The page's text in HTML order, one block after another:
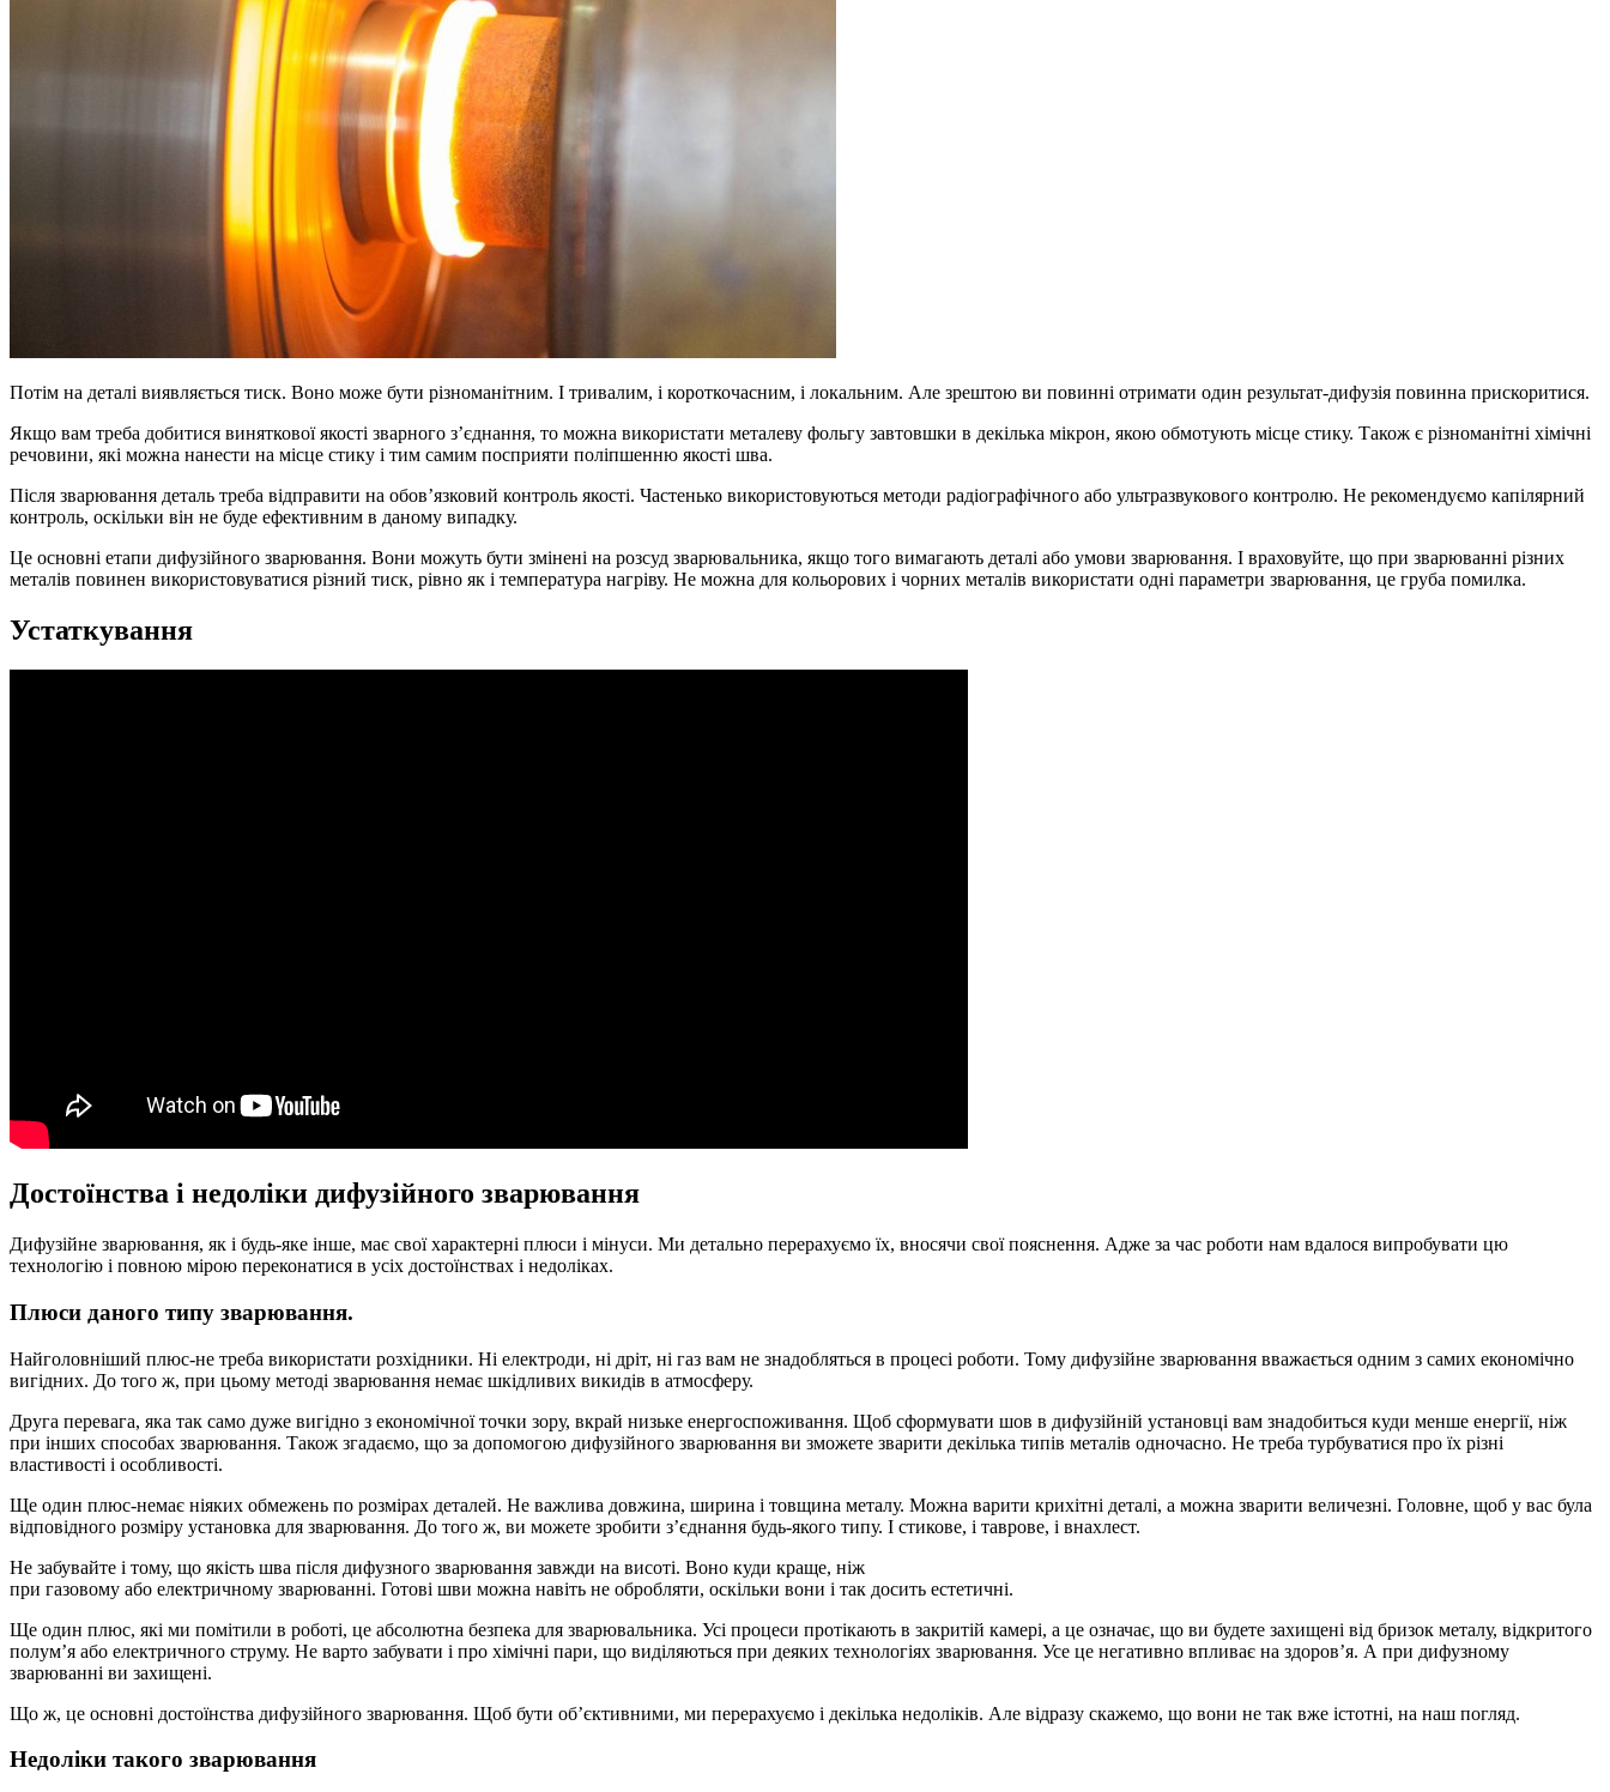
Потім на деталі виявляється тиск. Воно може бути різноманітним. І тривалим, і короткочасним, і локальним. Але зрештою ви повинні отримати один результат-дифузія повинна прискоритися.
Якщо вам треба добитися виняткової якості зварного з’єднання, то можна використати металеву фольгу завтовшки в декілька мікрон, якою обмотують місце стику. Також є різноманітні хімічні
речовини, які можна нанести на місце стику і тим самим посприяти поліпшенню якості шва.
Після зварювання деталь треба відправити на обов’язковий контроль якості. Частенько використовуються методи радіографічного або ультразвукового контролю. Не рекомендуємо капілярний
контроль, оскільки він не буде ефективним в даному випадку.
Це основні етапи дифузійного зварювання. Вони можуть бути змінені на розсуд зварювальника, якщо того вимагають деталі або умови зварювання. І враховуйте, що при зварюванні різних
металів повинен використовуватися різний тиск, рівно як і температура нагріву. Не можна для кольорових і чорних металів використати одні параметри зварювання, це груба помилка.
Устаткування
Достоїнства і недоліки дифузійного зварювання
Дифузійне зварювання, як і будь-яке інше, має свої характерні плюси і мінуси. Ми детально перерахуємо їх, вносячи свої пояснення. Адже за час роботи нам вдалося випробувати цю
технологію і повною мірою переконатися в усіх достоїнствах і недоліках.
Плюси даного типу зварювання.
Найголовніший плюс-не треба використати розхідники. Ні електроди, ні дріт, ні газ вам не знадобляться в процесі роботи. Тому дифузійне зварювання вважається одним з самих економічно
вигідних. До того ж, при цьому методі зварювання немає шкідливих викидів в атмосферу.
Друга перевага, яка так само дуже вигідно з економічної точки зору, вкрай низьке енергоспоживання. Щоб сформувати шов в дифузійній установці вам знадобиться куди менше енергії, ніж
при інших способах зварювання. Також згадаємо, що за допомогою дифузійного зварювання ви зможете зварити декілька типів металів одночасно. Не треба турбуватися про їх різні
властивості і особливості.
Ще один плюс-немає ніяких обмежень по розмірах деталей. Не важлива довжина, ширина і товщина металу. Можна варити крихітні деталі, а можна зварити величезні. Головне, щоб у вас була
відповідного розміру установка для зварювання. До того ж, ви можете зробити з’єднання будь-якого типу. І стикове, і таврове, і внахлест.
Не забувайте і тому, що якість шва після дифузного зварювання завжди на висоті. Воно куди краще, ніж
при газовому або електричному зварюванні. Готові шви можна навіть не обробляти, оскільки вони і так досить естетичні.
Ще один плюс, які ми помітили в роботі, це абсолютна безпека для зварювальника. Усі процеси протікають в закритій камері, а це означає, що ви будете захищені від бризок металу, відкритого
полум’я або електричного струму. Не варто забувати і про хімічні пари, що виділяються при деяких технологіях зварювання. Усе це негативно впливає на здоров’я. А при дифузному
зварюванні ви захищені.
Що ж, це основні достоїнства дифузійного зварювання. Щоб бути об’єктивними, ми перерахуємо і декілька недоліків. Але відразу скажемо, що вони не так вже істотні, на наш погляд.
Недоліки такого зварювання